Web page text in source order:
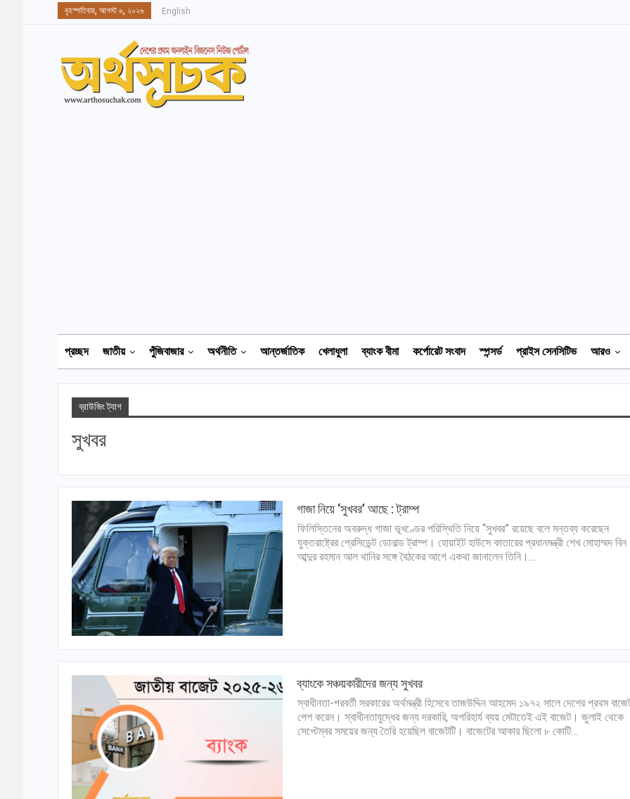
বৃহস্পতিবার, আগস্ট ৬, ২০২৬ English
প্রচ্ছদ জাতীয় পুঁজিবাজার অর্থনীতি আন্তর্জাতিক খেলাধুলা ব্যাংক বীমা কর্পোরেট সংবাদ স্পন্সর্ড প্রাইস সেনসিটিভ আরও
ব্রাউজিং ট্যাগ
সুখবর
গাজা নিয়ে ‘সুখবর’ আছে : ট্রাম্প
ফিলিস্তিনের অবরুদ্ধ গাজা ভূখণ্ডের পরিস্থিতি নিয়ে “সুখবর” রয়েছে বলে মন্তব্য করেছেন
যুক্তরাষ্ট্রের প্রেসিডেন্ট ডোনাল্ড ট্রাম্প। হোয়াইট হাউসে কাতারের প্রধানমন্ত্রী শেখ মোহাম্মদ বিন
আব্দুর রহমান আল থানির সঙ্গে বৈঠকের আগে একথা জানালেন তিনি।…
ব্যাংকে সঞ্চয়কারীদের জন্য সুখবর
স্বাধীনতা-পরবর্তী সরকারের অর্থমন্ত্রী হিসেবে তাজউদ্দিন আহমেদ ১৯৭২ সালে দেশের প্রথম
পেশ করেন। স্বাধীনতাযুদ্ধের জন্য দরকারি, অপরিহার্য ব্যয় মেটাতেই এই বাজেট। জুলাই থেকে
সেপ্টেম্বর সময়ের জন্য তৈরি হয়েছিল বাজেটটি। বাজেটের আকার ছিলো ৮ কোটি…